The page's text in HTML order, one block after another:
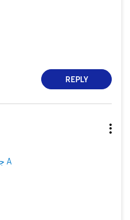
REPLY
جالاكسى A